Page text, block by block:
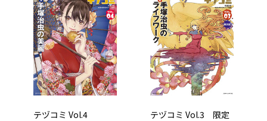
テヅコミ Vol.4
テヅコミ Vol.3 限定